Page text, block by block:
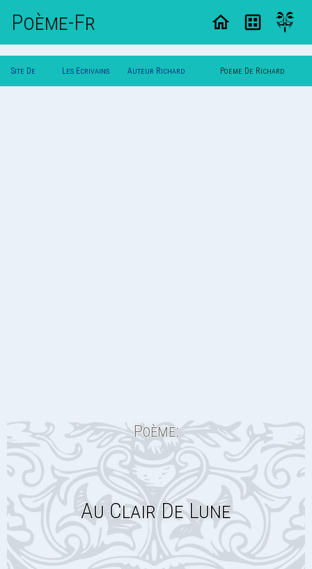
Poème-Fr
Site De Les Ecrivains Auteur Richard Poeme De Richard
Poème:
Au Clair De Lune